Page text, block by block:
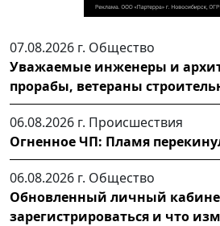
07.08.2026 г. Общество
Уважаемые инженеры и
прорабы, ветераны
06.08.2026 г. Происшествия
Огненное ЧП: Пламя
06.08.2026 г. Общество
Обновленный личный
зарегистрироваться и что